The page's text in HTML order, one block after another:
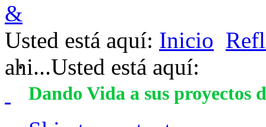
Dando Vida a sus proyectos
&
Usted está aquí: Inicio
ahi...Usted está aquí: